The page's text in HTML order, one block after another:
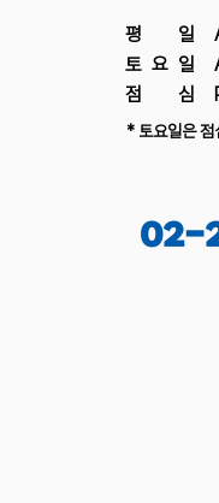
평
일
토 요 일
점
심
* 토요일은 점
02-